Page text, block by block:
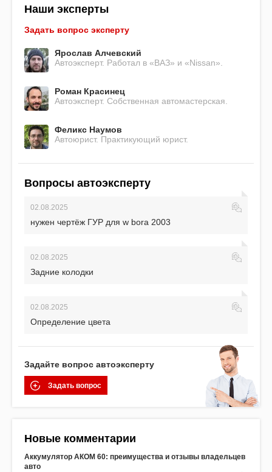
Наши эксперты
Задать вопрос эксперту
Ярослав Алчевский
Автоэксперт. Работал в «ВАЗ» и «Nissan».
Роман Красинец
Автоэксперт. Собственная автомастерская.
Феликс Наумов
Автоюрист. Практикующий юрист.
Вопросы автоэксперту
02.08.2025
нужен чертёж ГУР для w bora 2003
02.08.2025
Задние колодки
02.08.2025
Определение цвета
Задайте вопрос автоэксперту
Задать вопрос
Новые комментарии
Аккумулятор АКОМ 60: преимущества и отзывы владельцев
авто